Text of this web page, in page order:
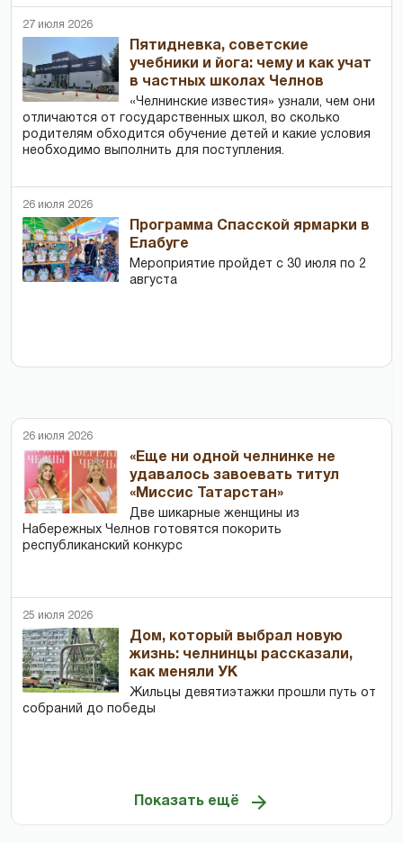
27 июля 2026
Пятидневка, советские
учебники и йога: чему и как учат
в частных школах Челнов
«Челнинские известия» узнали, чем они
отличаются от государственных школ, во сколько
родителям обходится обучение детей и какие условия
необходимо выполнить для поступления.
26 июля 2026
Программа Спасской ярмарки в
Елабуге
Мероприятие пройдет с 30 июля по 2
августа
26 июля 2026
«Еще ни одной челнинке не
удавалось завоевать титул
«Миссис Татарстан»
Две шикарные женщины из
Набережных Челнов готовятся покорить
республиканский конкурс
25 июля 2026
Дом, который выбрал новую
жизнь: челнинцы рассказали,
как меняли УК
Жильцы девятиэтажки прошли путь от
собраний до победы
Показать ещё